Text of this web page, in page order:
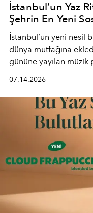
İstanbul’un Yaz
Şehrin En Yeni
İstanbul’un yeni nesil
dünya mutfağına
gününe yayılan
lüks" anlayışıyla
müziği ve açık
altında sunuyor.
07.14.2026